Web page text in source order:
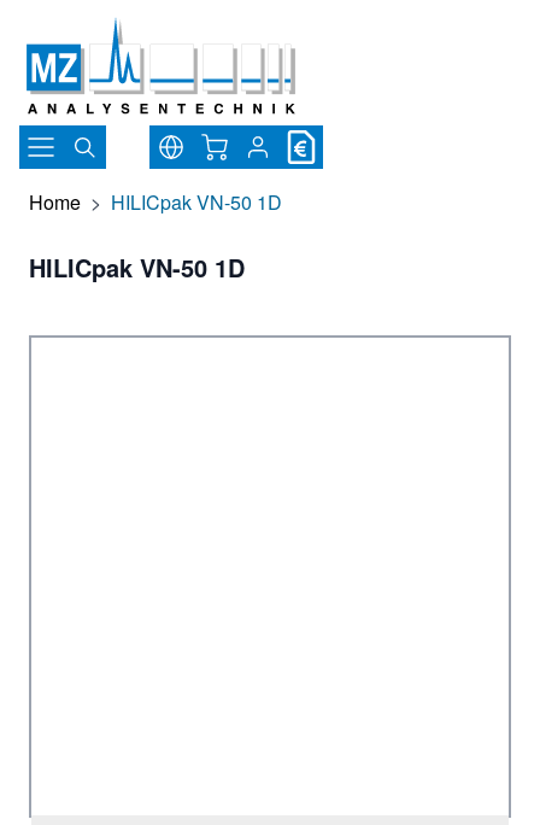
Direkt zum Inhalt
Warenkorb
Home > HILICpak VN-50 1D
HILICpak VN-50 1D